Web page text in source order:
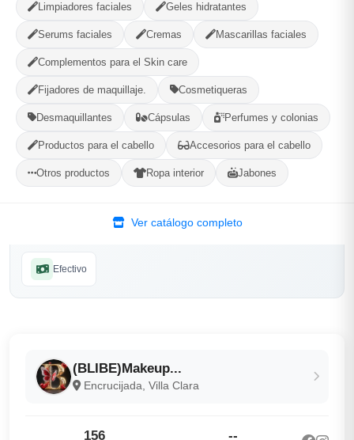
Limpiadores faciales Geles hidratantes
Serums faciales Cremas Mascarillas faciales
Complementos para el Skin care
Fijadores de maquillaje. Cosmetiqueras
Desmaquillantes Cápsulas Perfumes y colonias
Productos para el cabello Accesorios para el cabello
Otros productos Ropa interior Jabones
Ver catálogo completo
MUNICIPIO
Categorías: Cuidado Personal
Favorito
Efectivo
(BLIBE)Makeup...
Encrucijada, Villa Clara
156 --